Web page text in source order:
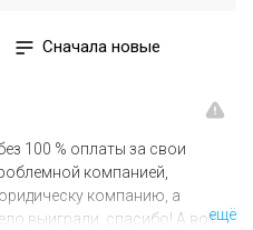
Сначала новые
100 % оплаты за свои
компанией,
компанию, а
выиграли, спасибо! А вотещё